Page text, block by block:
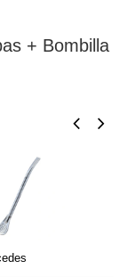
+ Bombilla